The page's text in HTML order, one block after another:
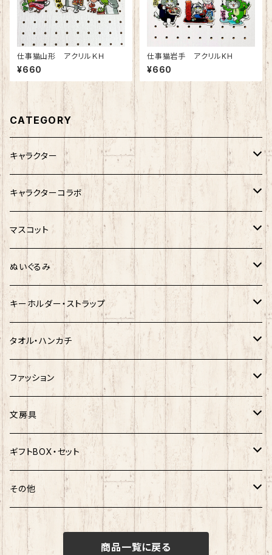
仕事猫山形 アクリルＫＨ
¥660
仕事猫岩手 アクリルKH
¥660
CATEGORY
キャラクター
サンリオキャラクター
キティ
シナモロール
クロミ
ハンギョドン
ぐでたま
ポムポムプリン
ポチャッコ
ばつ丸
マイメロディ
けろっぴ
ネコムネandシバ
モケケ
ゆきお
ホヤぼーや
ご当地ベア
スヌーピー
赤べこ・ガラガラべこ
マッチョシリーズ
もちシリーズ
キャラクターコラボ
サンリオ×おえかきさん
新幹線×ご当地ベア
サンリオ×ネコムネandシバ
楽天ゴールデンイーグルス×ネコムネandシバ
楽天ゴールデンイーグルス×おえかきさん
楽天ゴールデンイーグルス×ご当地ベア
ネコムネandシバ×鳥獣戯画
楽天ゴールデンイーグルス×もちシリーズ
サンリオ×ご当地ベア
マスコット
ゆきお
モケケ
ご当地ベア
秋田犬
しばっころ
わさお
むすび丸
ホヤぼーや
ぬいぐるみ
ホヤぼーや
その他
ご当地ベア
秋田犬
しばっころ
わさお
むすび丸
キーホルダー・ストラップ
ポプテピピック
ホヤぼーや
スヌーピー
秋田犬
わさお
むすび丸
タオル・ハンカチ
ホヤぼーや
秋田犬
キティ
むすび丸
ミニオン
ファッション
Tシャツ
ネクタイ
靴下
ルームシューズ
文房具
ボールペン
マグネット
クリアファイル
ギフトBOX・セット
福袋
その他
トートバック
商品一覧に戻る